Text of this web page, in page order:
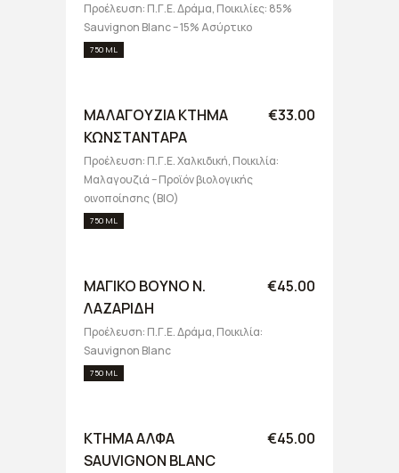
Προέλευση: Π.Γ.Ε. Δράμα, Ποικιλίες: 85%
Sauvignon Blanc – 15% Ασύρτικο
750 ML
ΜΑΛΑΓΟΥΖΙΑ ΚΤΗΜΑ
ΚΩΝΣΤΑΝΤΑΡΑ
€33.00
Προέλευση: Π.Γ.Ε. Χαλκιδική, Ποικιλία:
Μαλαγουζιά – Προϊόν βιολογικής
οινοποίησης (BIO)
750 ML
ΜΑΓΙΚΟ ΒΟΥΝΟ Ν.
ΛΑΖΑΡΙΔΗ
€45.00
Προέλευση: Π.Γ.Ε. Δράμα, Ποικιλία:
Sauvignon Blanc
750 ML
ΚΤΗΜΑ ΑΛΦΑ
SAUVIGNON BLANC
€45.00